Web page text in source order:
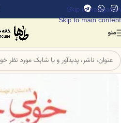
Skip to navigation
Skip to main content
منو